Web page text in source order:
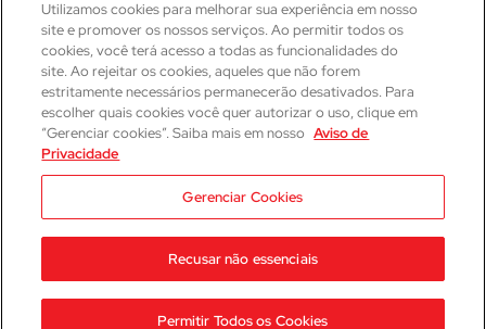
CRM 31-PR
Responsável Técnica Médica
CRM: 29623-PR | RQE: 21593
2023 © Hospital Cajuru Aviso de Privacidade
Utilizamos cookies para melhorar sua experiência em nosso
site e promover os nossos serviços. Ao permitir todos os
cookies, você terá acesso a todas as funcionalidades do
site. Ao rejeitar os cookies, aqueles que não forem
estritamente necessários permanecerão desativados. Para
escolher quais cookies você quer autorizar o uso, clique em
“Gerenciar cookies”. Saiba mais em nosso Aviso de
Privacidade
Gerenciar Cookies
Recusar não essenciais
Permitir Todos os Cookies